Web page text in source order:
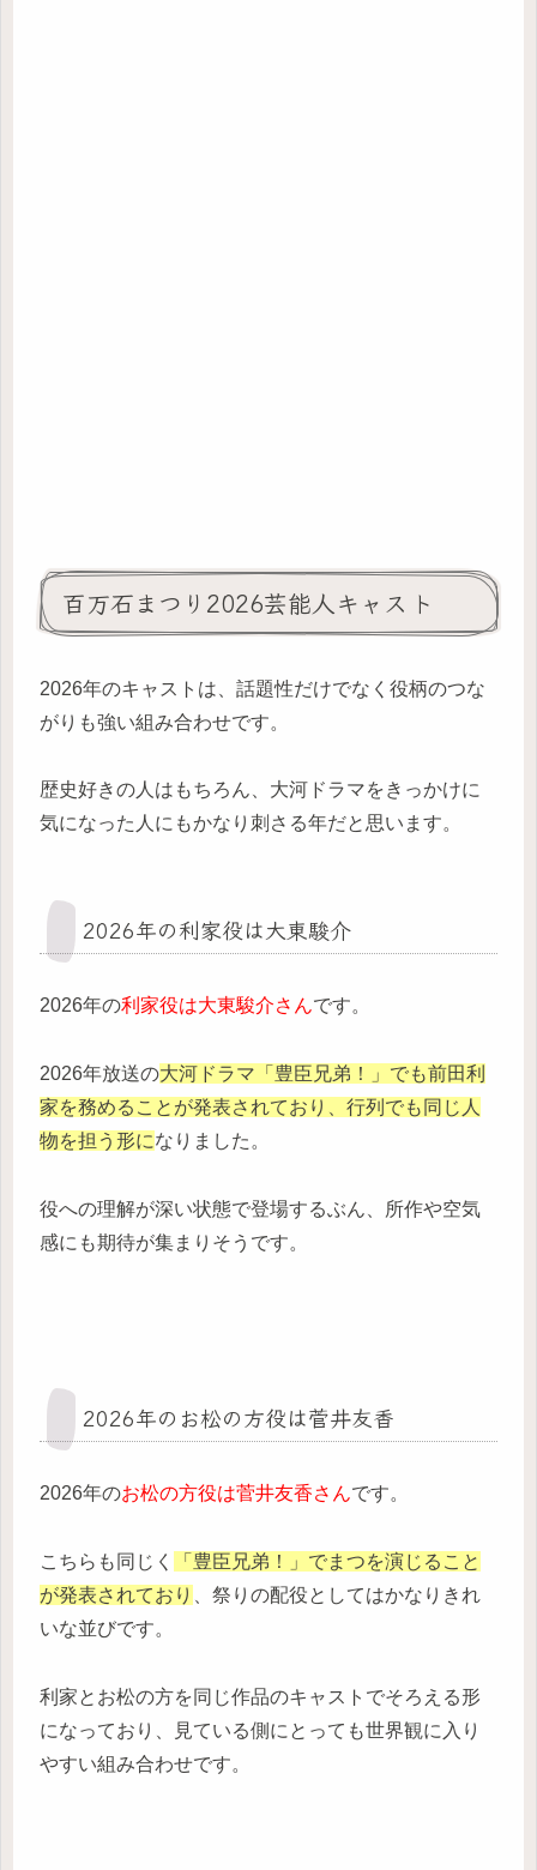
百万石まつり2026芸能人キャスト
2026年のキャストは、話題性だけでなく役柄のつな
がりも強い組み合わせです。
歴史好きの人はもちろん、大河ドラマをきっかけに
気になった人にもかなり刺さる年だと思います。
2026年の利家役は大東駿介
2026年の利家役は大東駿介さんです。
2026年放送の大河ドラマ「豊臣兄弟！」でも前田利
家を務めることが発表されており、行列でも同じ人
物を担う形になりました。
役への理解が深い状態で登場するぶん、所作や空気
感にも期待が集まりそうです。
2026年のお松の方役は菅井友香
2026年のお松の方役は菅井友香さんです。
こちらも同じく
「豊臣兄弟！」でまつを演じること
が発表されており
、祭りの配役としてはかなりきれ
いな並びです。
利家とお松の方を同じ作品のキャストでそろえる形
になっており、見ている側にとっても世界観に入り
やすい組み合わせです。